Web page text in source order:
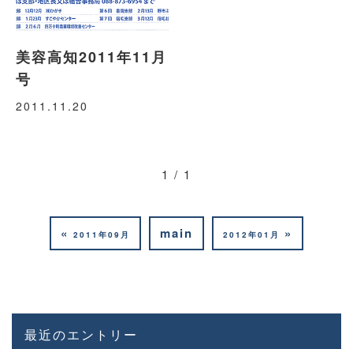
美容高知2011年11月
号
2011.11.20
1 / 1
« 2011年09月 main 2012年01月 »
最近のエントリー